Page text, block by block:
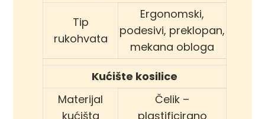
Tip
rukohvata
Ergonomski,
podesivi, preklopan,
mekana obloga
Kućište kosilice
Materijal
kućišta
Čelik –
plastificirano